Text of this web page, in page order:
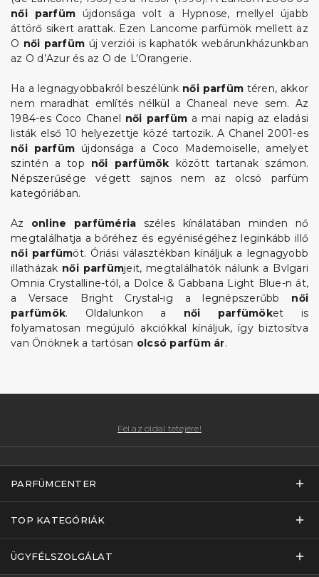
női parfüm újdonsága volt a Hypnose, mellyel újabb
áttörő sikert arattak. Ezen Lancome parfümök mellett az
O női parfüm új verziói is kaphatók webárunkházunkban
az O d’Azur és az O de L’Orangerie.
Ha a legnagyobbakról beszélünk női parfüm téren, akkor
nem maradhat említés nélkül a Chaneal neve sem. Az
1984-es Coco Chanel női parfüm a mai napig az eladási
listák első 10 helyezettje közé tartozik. A Chanel 2001-es
női parfüm újdonsága a Coco Mademoiselle, amelyet
szintén a top női parfümök között tartanak számon.
Népszerűsége végett sajnos nem az olcsó parfüm
kategóriában.
Az online parfüméria széles kínálatában minden nő
megtalálhatja a bőréhez és egyéniségéhez leginkább illő
női parfümöt. Óriási választékban kínáljuk a legnagyobb
illatházak női parfümjeit, megtalálhatók nálunk a Bvlgari
Omnia Crystalline-tól, a Dolce & Gabbana Light Blue-n át,
a Versace Bright Crystal-ig a legnépszerűbb női
parfümök. Oldalunkon a női parfümöket is
folyamatosan megújuló akciókkal kínáljuk, így biztosítva
van Önöknek a tartósan olcsó parfüm ár.
Fel az oldal tetejére!
PARFÜMCENTER
TOP KATEGÓRIÁK
ÜGYFÉLSZOLGÁLAT